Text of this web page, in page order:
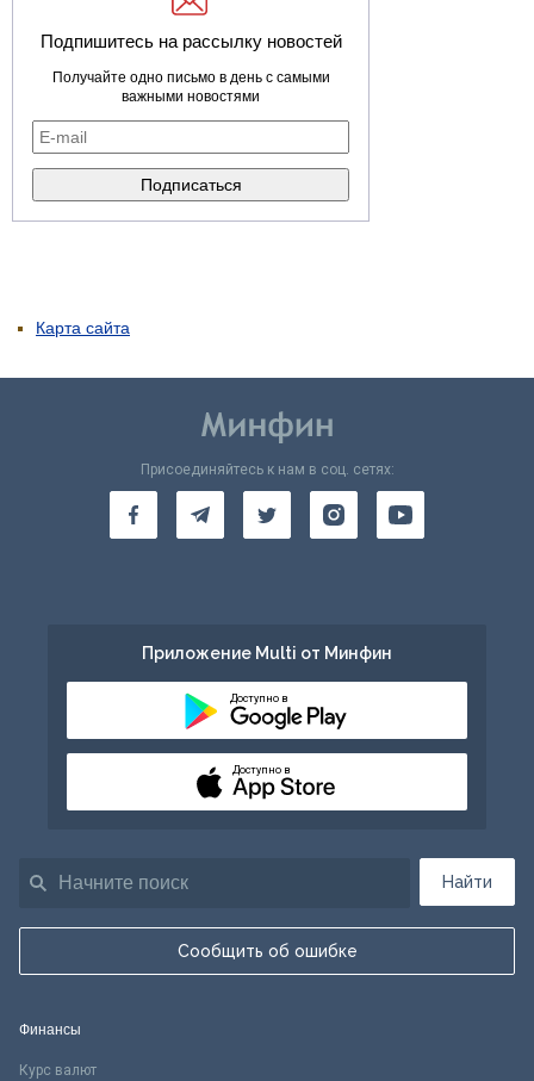
Подпишитесь на рассылку новостей
Получайте одно письмо в день с самыми
важными новостями
Карта сайта
Найти
Сообщить об ошибке
Присоединяйтесь к нам в соц. сетях:
Приложение Multi от Минфин
Доступно в
Доступно в
Финансы
Курс валют